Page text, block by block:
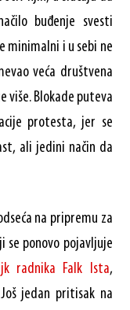
buđenje svesti
minimalni i u sebi ne
veća društvena
više. Blokade puteva
protesta, jer se
ali jedini način da
na pripremu za
se ponovo pojavljuje
radnika Falk Ista,
jedan pritisak na